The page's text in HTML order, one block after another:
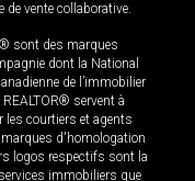
vente collaborative.
sont des marques
dont la National
de l’immobilier
servent à
courtiers et agents
d'homologation
logos respectifs sont la
immobiliers que